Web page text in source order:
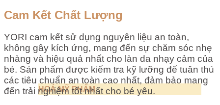
HOÁ MỸ PHẨM
Cam Kết Chất Lượng
YORI cam kết sử dụng nguyên liệu an toàn,
không gây kích ứng, mang đến sự chăm sóc nhẹ
nhàng và hiệu quả nhất cho làn da nhạy cảm của
bé. Sản phẩm được kiểm tra kỹ lưỡng để tuân thủ
các tiêu chuẩn an toàn cao nhất, đảm bảo mang
đến trải nghiệm tốt nhất cho bé yêu.